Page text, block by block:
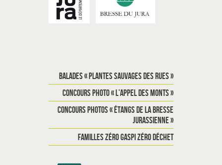
BALADES « PLANTES SAUVAGES DES RUES »
CONCOURS PHOTO « L’APPEL DES MONTS »
CONCOURS PHOTOS « ÉTANGS DE LA BRESSE
JURASSIENNE »
FAMILLES ZÉRO GASPI ZÉRO DÉCHET